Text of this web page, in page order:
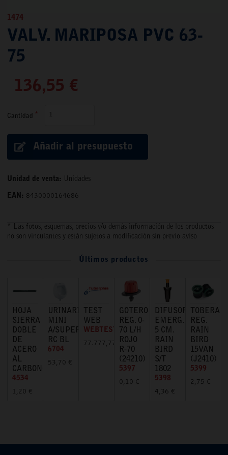
1474
VALV. MARIPOSA PVC 63-
75
136,55 €
Cantidad
Añadir al presupuesto
Unidad de venta: Unidades
EAN: 8430000164686
* Las fotos, esquemas, precios y/o demás información de los productos
no son vinculantes y están sujetos a modificación sin previo aviso
Últimos productos
HOJA
SIERRA
DOBLE
DE
ACERO
AL
CARBONO
4534
1,20 €
URINARIO
MINI
A/SUPERIOR
RC BL
6704
53,70 €
TEST
WEB
WEBTEST
77.777,77 €
GOTERO
REG. 0-
70 L/H
ROJO
R-70
(24210)
5397
0,10 €
DIFUSOR
EMERG.
5 CM.
RAIN
BIRD
S/T
1802
5398
4,36 €
TOBERA
REG.
RAIN
BIRD
15VAN
(J2410)
5399
2,75 €